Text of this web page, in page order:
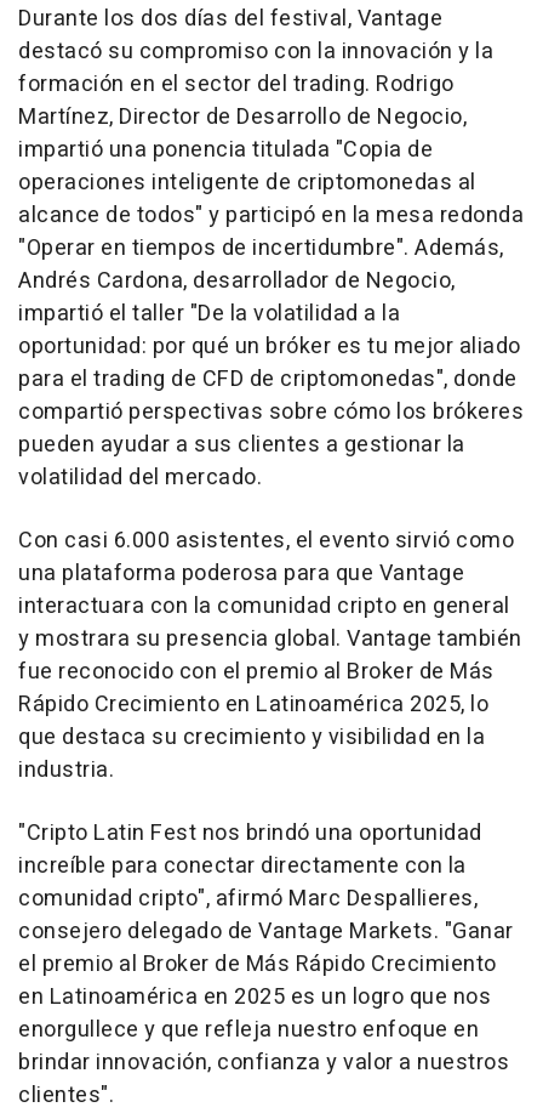
Durante los dos días del festival, Vantage
destacó su compromiso con la innovación y la
formación en el sector del trading. Rodrigo
Martínez, Director de Desarrollo de Negocio,
impartió una ponencia titulada "Copia de
operaciones inteligente de criptomonedas al
alcance de todos" y participó en la mesa redonda
"Operar en tiempos de incertidumbre". Además,
Andrés Cardona, desarrollador de Negocio,
impartió el taller "De la volatilidad a la
oportunidad: por qué un bróker es tu mejor aliado
para el trading de CFD de criptomonedas", donde
compartió perspectivas sobre cómo los brókeres
pueden ayudar a sus clientes a gestionar la
volatilidad del mercado.
Con casi 6.000 asistentes, el evento sirvió como
una plataforma poderosa para que Vantage
interactuara con la comunidad cripto en general
y mostrara su presencia global. Vantage también
fue reconocido con el premio al Broker de Más
Rápido Crecimiento en Latinoamérica 2025, lo
que destaca su crecimiento y visibilidad en la
industria.
"Cripto Latin Fest nos brindó una oportunidad
increíble para conectar directamente con la
comunidad cripto", afirmó Marc Despallieres,
consejero delegado de Vantage Markets. "Ganar
el premio al Broker de Más Rápido Crecimiento
en Latinoamérica en 2025 es un logro que nos
enorgullece y que refleja nuestro enfoque en
brindar innovación, confianza y valor a nuestros
clientes".